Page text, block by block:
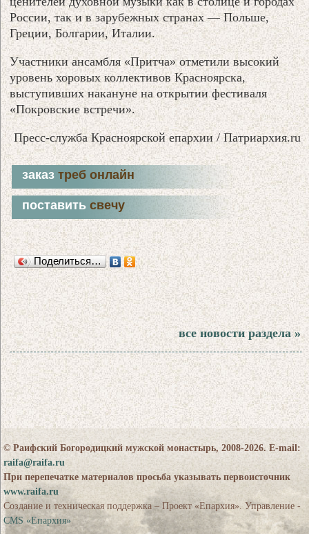
России, так и в зарубежных странах — Польше,
Греции, Болгарии, Италии.
Участники ансамбля «Притча» отметили высокий
уровень хоровых коллективов Красноярска,
выступивших накануне на открытии фестиваля
«Покровские встречи».
Пресс-служба Красноярской епархии / Патриархия.ru
заказтреб онлайн
поставитьсвечу
Поделиться…
все новости раздела »
© Раифский Богородицкий мужской монастырь, 2008-2026. E-mail:
raifa@raifa.ru
При перепечатке материалов просьба указывать первоисточник
www.raifa.ru
Создание и техническая поддержка – Проект «Епархия». Управление -
CMS «Епархия»